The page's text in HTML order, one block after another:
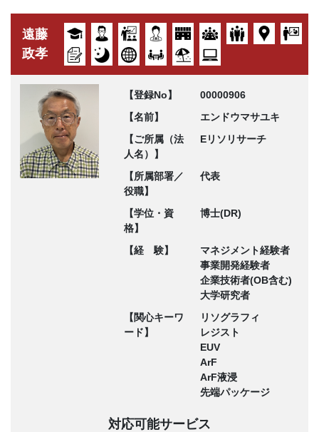
遠藤
政孝
【登録No】
00000906
【名前】
エンドウマサユキ
【ご所属（法
人名）】
Eリソリサーチ
【所属部署／
役職】
代表
【学位・資
格】
博士(DR)
【経 験】
マネジメント経験者
事業開発経験者
企業技術者(OB含む)
大学研究者
【関心キーワ
ード】
リソグラフィ
レジスト
EUV
ArF
ArF液浸
先端パッケージ
対応可能サービス